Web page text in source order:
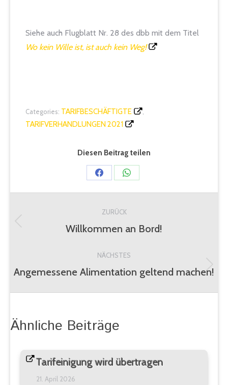
Siehe auch Flugblatt Nr. 28 des dbb mit dem Titel
Wo kein Wille ist, ist auch kein Weg!
Categories: TARIFBESCHÄFTIGTE
TARIFVERHANDLUNGEN 2021
Diesen Beitrag teilen
Share
on
Facebook
Share
on
WhatsApp
ZURÜCK
Vorheriger
Willkommen an Bord!
NÄCHSTES
Nächster
Angemessene Alimentation geltend machen!
Ähnliche Beiträge
Tarifeinigung wird übertragen
21. April 2026